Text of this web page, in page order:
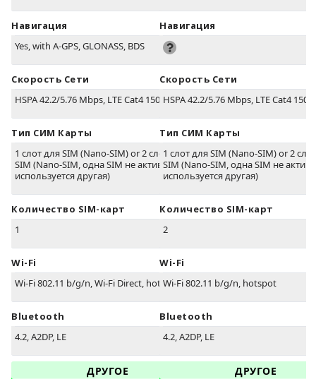
Навигация
Yes, with A-GPS, GLONASS, BDS
Скорость Сети
HSPA 42.2/5.76 Mbps, LTE Cat4 150/50 Mbps
Тип СИМ Карты
1 слот для SIM (Nano-SIM) or 2 слота для
SIM (Nano-SIM, одна SIM не активна, пока
используется другая)
Количество SIM-карт
1
Wi-Fi
Wi-Fi 802.11 b/g/n, Wi-Fi Direct, hotspot
Bluetooth
4.2, A2DP, LE
ДРУГОЕ
Навигация
Скорость Сети
HSPA 42.2/5.76 Mbps, LTE Cat4
Тип СИМ Карты
1 слот для SIM (Nano-SIM) or 2
SIM (Nano-SIM, одна SIM не
используется другая)
Количество SIM-карт
2
Wi-Fi
Wi-Fi 802.11 b/g/n, hotspot
Bluetooth
4.2, A2DP, LE
ДРУГОЕ